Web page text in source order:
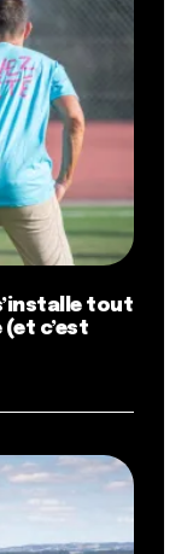
tout
(et c’est